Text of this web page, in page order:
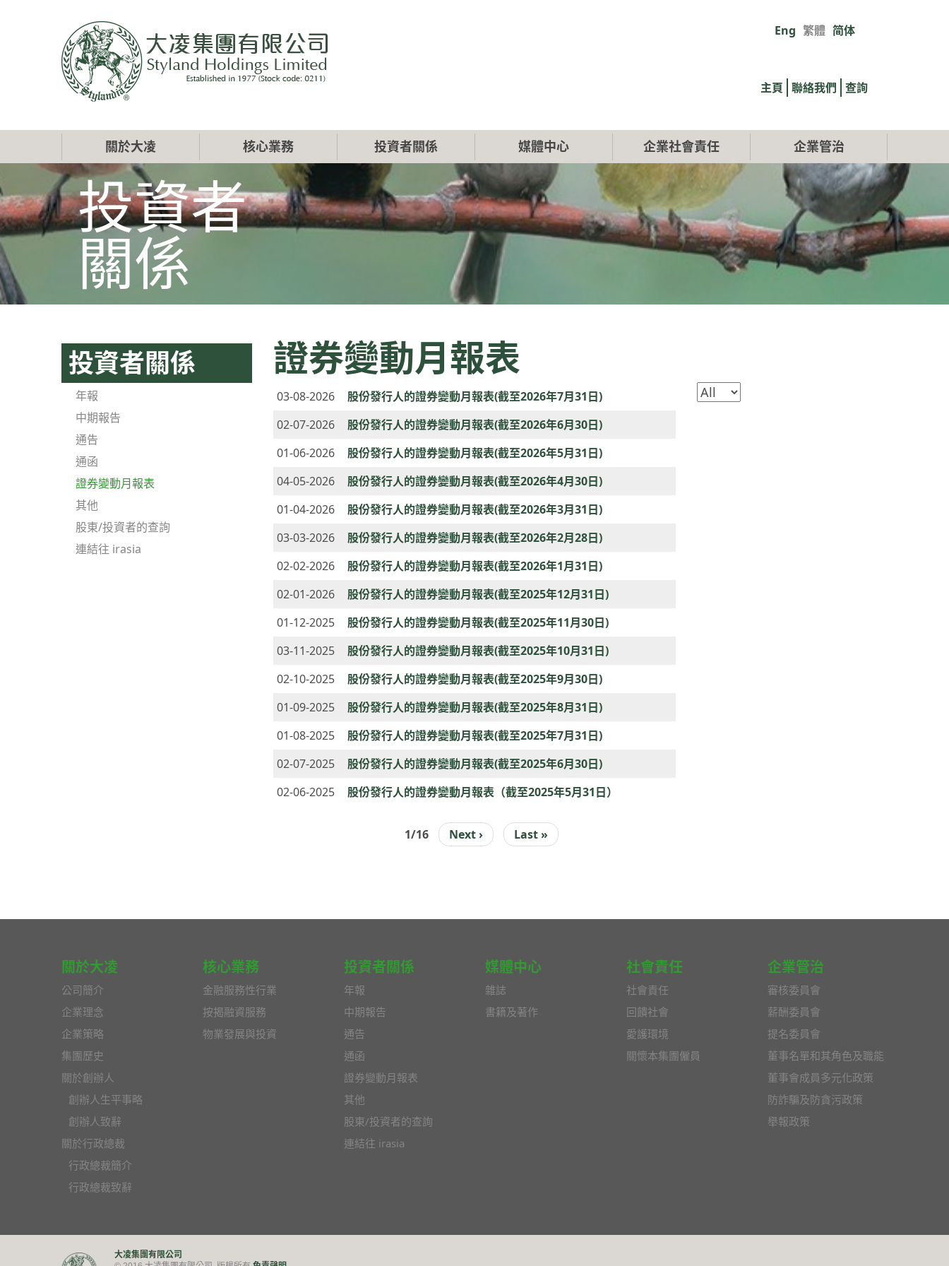
Eng 繁體 简体
links
主頁 聯絡我們 查詢
Main
navigation
關於大凌 核心業務 投資者關係 媒體中心 企業社會責任 企業管治
投資者
關係
投資者關係
年報
中期報告
通告
通函
證券變動月報表
其他
股東/投資者的查詢
連結往 irasia
證券變動月報表
03-08-2026
股份發行人的證券變動月報表(截至2026年7月31日)
02-07-2026
股份發行人的證券變動月報表(截至2026年6月30日)
01-06-2026
股份發行人的證券變動月報表(截至2026年5月31日)
04-05-2026
股份發行人的證券變動月報表(截至2026年4月30日)
01-04-2026
股份發行人的證券變動月報表(截至2026年3月31日)
03-03-2026
股份發行人的證券變動月報表(截至2026年2月28日)
02-02-2026
股份發行人的證券變動月報表(截至2026年1月31日)
02-01-2026
股份發行人的證券變動月報表(截至2025年12月31日)
01-12-2025
股份發行人的證券變動月報表(截至2025年11月30日)
03-11-2025
股份發行人的證券變動月報表(截至2025年10月31日)
02-10-2025
股份發行人的證券變動月報表(截至2025年9月30日)
01-09-2025
股份發行人的證券變動月報表(截至2025年8月31日)
01-08-2025
股份發行人的證券變動月報表(截至2025年7月31日)
02-07-2025
股份發行人的證券變動月報表(截至2025年6月30日)
02-06-2025
股份發行人的證券變動月報表（截至2025年5月31日）
1/16
下
一
Next ›
Last
page
Last »
關於大凌
公司簡介
企業理念
企業策略
集團歷史
關於創辦人
創辦人生平事略
創辦人致辭
關於行政總裁
行政總裁簡介
行政總裁致辭
核心業務
金融服務性行業
按揭融資服務
物業發展與投資
投資者關係
年報
中期報告
通告
通函
證券變動月報表
其他
股東/投資者的查詢
連結往 irasia
媒體中心
雜誌
書籍及著作
社會責任
社會責任
回饋社會
愛護環境
關懷本集團僱員
企業管治
審核委員會
薪酬委員會
提名委員會
董事名單和其角色及職能
董事會成員多元化政策
防詐騙及防貪污政策
舉報政策
大凌集團有限公司